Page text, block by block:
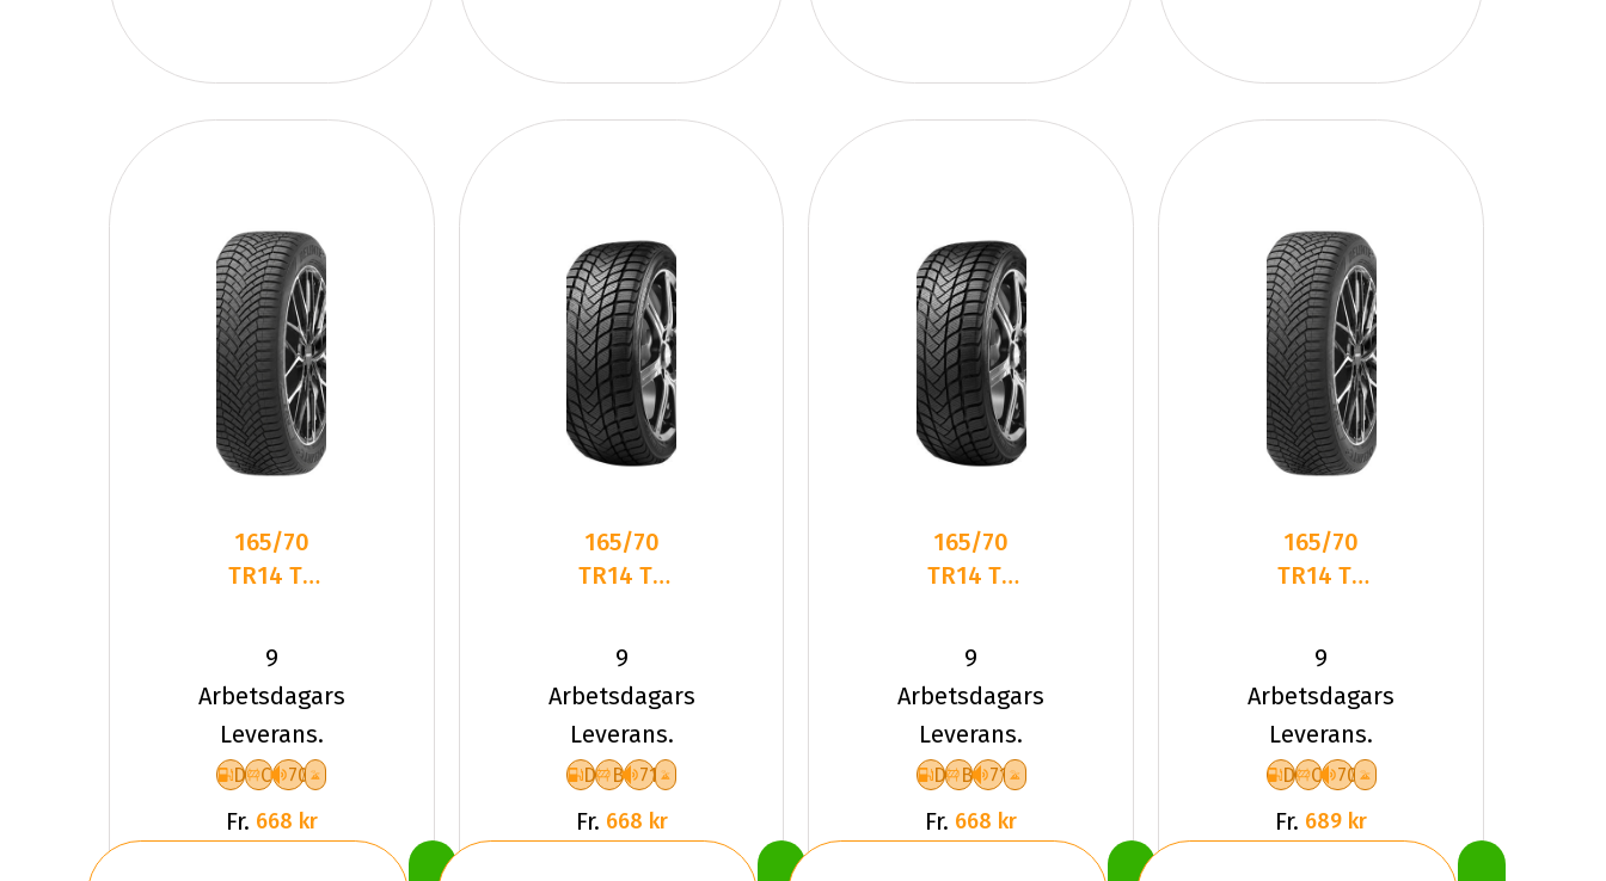
165/70
TR14 TL
DELINTE
AW7
9
Arbetsdagars
Leverans.
D C 70
Fr. 668 kr
165/70
TR14 TL
DELINTE
WD1
9
Arbetsdagars
Leverans.
D B 71
Fr. 668 kr
165/70
TR14 TL
DELINTE
WD1
9
Arbetsdagars
Leverans.
D B 71
Fr. 668 kr
165/70
TR14 TL
DELINTE
AW7 XL
9
Arbetsdagars
Leverans.
D C 70
Fr. 689 kr